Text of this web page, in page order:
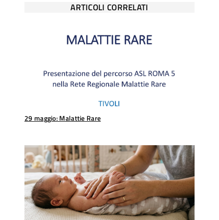
ARTICOLI CORRELATI
29 maggio: Malattie Rare